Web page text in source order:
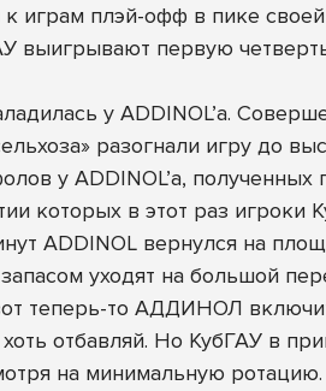
играм плэй-офф в пике
выигрывают первую
у ADDINOL’а.
разогнали игру до
у ADDINOL’а,
которых в этот раз игроки
ADDINOL вернулся на
уходят на большой
теперь-то АДДИНОЛ
отбавляй. Но КубГАУ в
на минимальную